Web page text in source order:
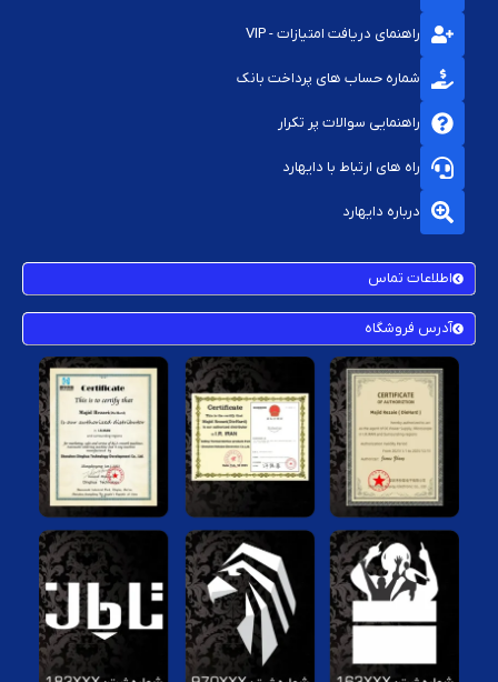
راهنمای دریافت امتیازات - VIP
شماره حساب های پرداخت بانک
راهنمایی سوالات پر تکرار
راه های ارتباط با دایهارد
درباره دایهارد
اطلاعات تماس
آدرس فروشگاه